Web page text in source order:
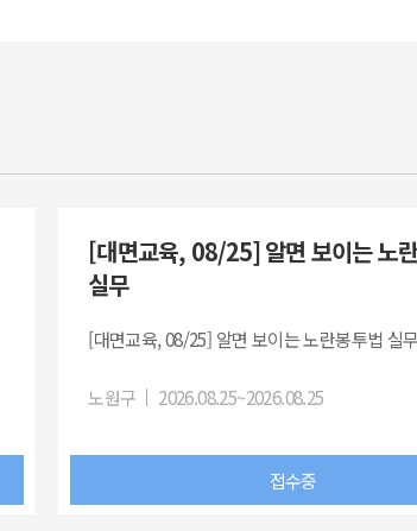
[대면교육, 08/25] 알면 보이는 노
실무
[대면교육, 08/25] 알면 보이는 노란봉투법 실무
노원구 2026.08.25~2026.08.25
접수중